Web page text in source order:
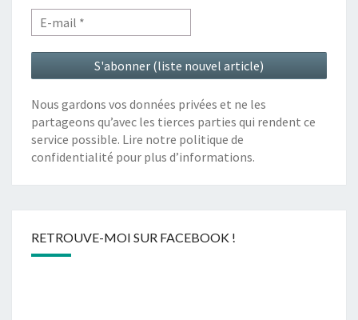
Nous gardons vos données privées et ne les
partageons qu’avec les tierces parties qui rendent ce
service possible. Lire notre politique de
confidentialité pour plus d’informations.
RETROUVE-MOI SUR FACEBOOK !